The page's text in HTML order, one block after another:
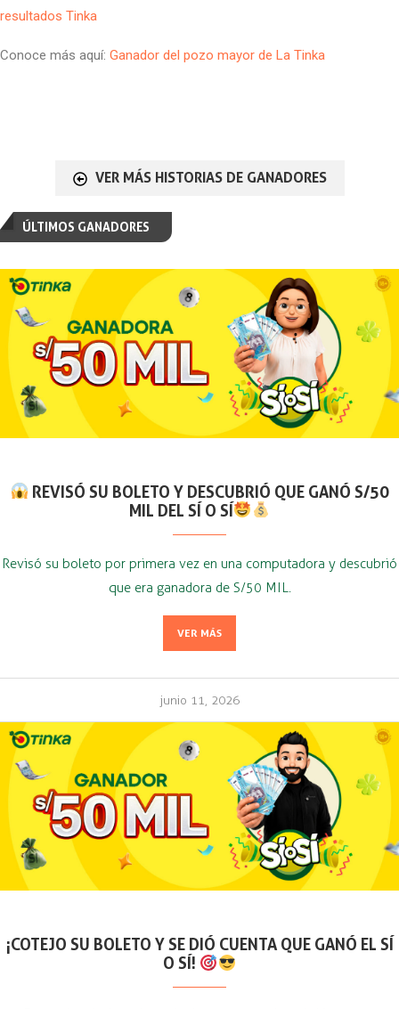
resultados Tinka
Conoce más aquí: Ganador del pozo mayor de La Tinka
VER MÁS HISTORIAS DE GANADORES
ÚLTIMOS GANADORES
REVISÓ SU BOLETO Y DESCUBRIÓ QUE GANÓ S/50
MIL DEL SÍ O SÍ
Revisó su boleto por primera vez en una computadora y descubrió
que era ganadora de S/50 MIL.
VER MÁS
junio 11, 2026
¡COTEJO SU BOLETO Y SE DIÓ CUENTA QUE GANÓ EL SÍ
O SÍ!